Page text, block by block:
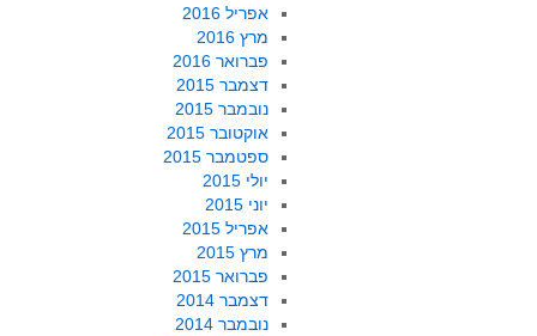
אפריל 2016
מרץ 2016
פברואר 2016
דצמבר 2015
נובמבר 2015
אוקטובר 2015
ספטמבר 2015
יולי 2015
יוני 2015
אפריל 2015
מרץ 2015
פברואר 2015
דצמבר 2014
נובמבר 2014